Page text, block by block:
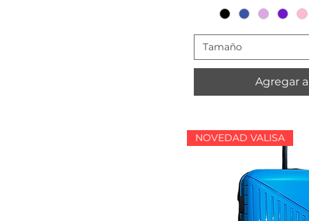
Tamaño
Agregar
NOVEDAD VALISA